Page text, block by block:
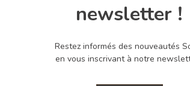
newsletter !
Restez informés des nouveautés
en vous inscrivant à notre